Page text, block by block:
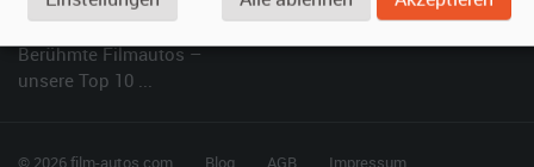
SPECIAL
Berühmte Filmautos –
unsere Top 10 ...
© 2026 film-autos.com Blog AGB Impressum